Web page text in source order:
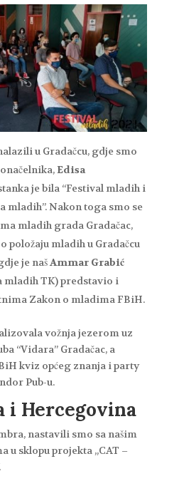
u Gradačcu, gdje smo
Edisa
je bila “Festival mladih i
mladih”. Nakon toga smo se
mladih grada Gradačac,
položaju mladih u Gradačcu
je našAmmar Grabić
mladih TK) predstavio i
Zakon o mladima FBiH.
vožnja jezerom uz
“Vidara” Gradačac, a
kviz općeg znanja i party
Pub-u.
i Hercegovina
nastavili smo sa našim
u sklopu projekta „CAT –